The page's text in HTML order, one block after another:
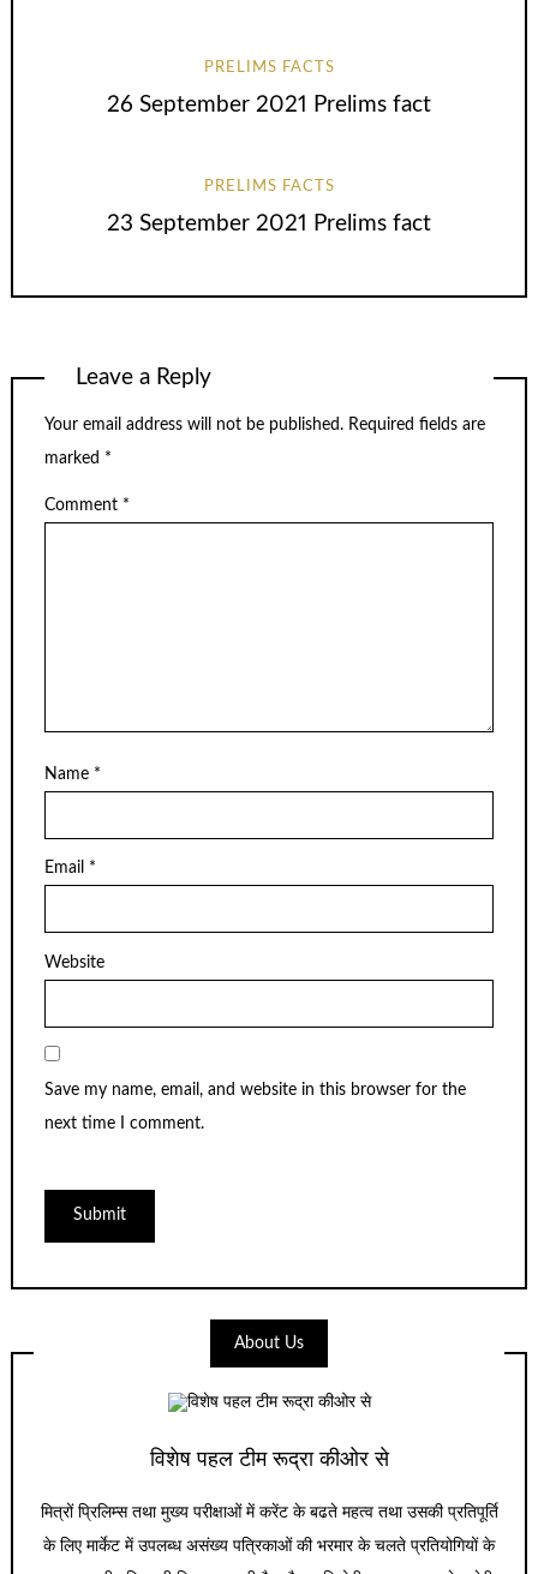
PRELIMS FACTS
26 September 2021 Prelims fact
PRELIMS FACTS
23 September 2021 Prelims fact
Leave a Reply
Your email address will not be published. Required fields are
marked *
Comment *
Name *
Email *
Website
Save my name, email, and website in this browser for the
next time I comment.
About Us
विशेष पहल टीम रूद्रा कीओर से
मित्रों प्रिलिम्स तथा मुख्य परीक्षाओं में करेंट के बढते महत्व तथा उसकी प्रतिपूर्ति
के लिए मार्केट में उपलब्ध असंख्य पत्रिकाओं की भरमार के चलते प्रतियोगियों के